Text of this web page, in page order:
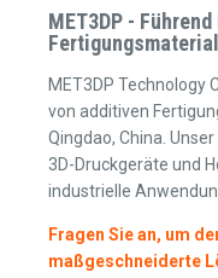
MET3DP -
MET3DP Technology
von additiven
Qingdao, China.
3D-Druckgeräte und
industrielle
Fragen Sie an, um
maßgeschneiderte